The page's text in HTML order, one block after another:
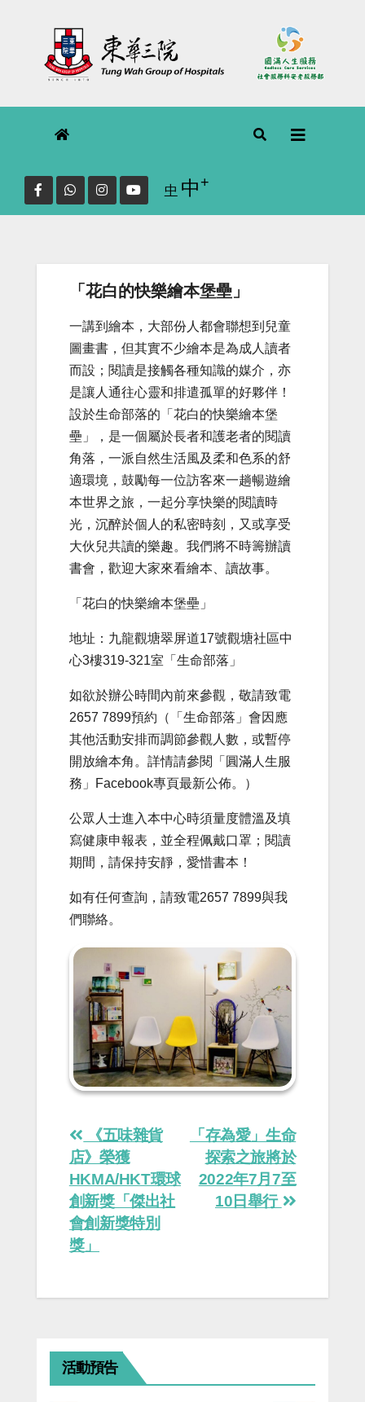
中 Reset
中Increase font size.
+
「花白的快樂繪本堡壘」
一講到繪本，大部份人都會聯想到兒童
圖畫書，但其實不少繪本是為成人讀者
而設；閱讀是接觸各種知識的媒介，亦
是讓人通往心靈和排遣孤單的好夥伴！
設於生命部落的「花白的快樂繪本堡
壘」，是一個屬於長者和護老者的閱讀
角落，一派自然生活風及柔和色系的舒
適環境，鼓勵每一位訪客來一趟暢遊繪
本世界之旅，一起分享快樂的閱讀時
光，沉醉於個人的私密時刻，又或享受
大伙兒共讀的樂趣。我們將不時籌辦讀
書會，歡迎大家來看繪本、讀故事。
「花白的快樂繪本堡壘」
地址：九龍觀塘翠屏道17號觀塘社區中
心3樓319-321室「生命部落」
如欲於辦公時間內前來參觀，敬請致電
2657 7899預約（「生命部落」會因應
其他活動安排而調節參觀人數，或暫停
開放繪本角。詳情請參閱「圓滿人生服
務」Facebook專頁最新公佈。）
公眾人士進入本中心時須量度體溫及填
寫健康申報表，並全程佩戴口罩；閱讀
期間，請保持安靜，愛惜書本！
如有任何查詢，請致電2657 7899與我
們聯絡。
Post
navigation
「存為愛」生命
探索之旅將於
2022年7月7至
10日舉行
《五味雜貨
店》榮獲
HKMA/HKT環球
創新獎「傑出社
會創新獎特別
獎」
活動預告